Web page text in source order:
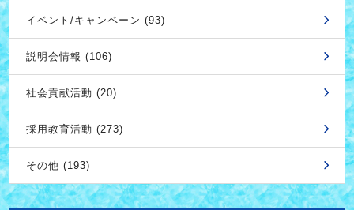
イベント/キャンペーン (93)
説明会情報 (106)
社会貢献活動 (20)
採用教育活動 (273)
その他 (193)